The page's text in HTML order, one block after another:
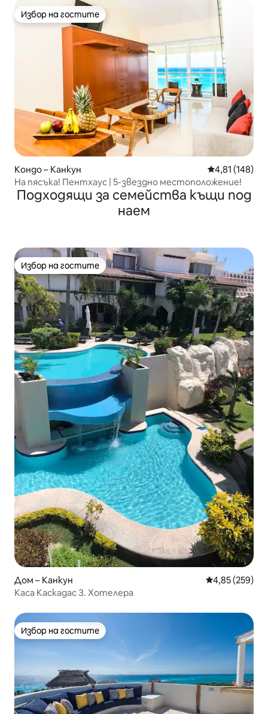
Избор на гостите
Избор на гостите
Кондо – Канкун Средна
4,81 (148)
На пясъка! Пентхаус | 5-звездно местоположение!
Подходящи за семейства къщи под
наем
Избор на гостите
Избор на гостите
Дом – Канкун Средна
4,85 (259)
Каса Каскадас З. Хотелера
Избор на гостите
Избор на гостите